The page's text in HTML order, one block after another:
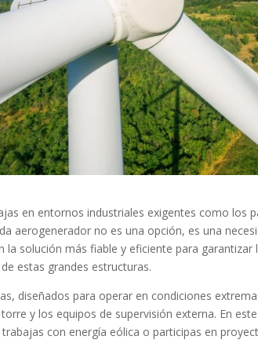
en entornos industriales exigentes como los
aerogenerador no es una opción, es una
la solución más fiable y eficiente para
estas grandes estructuras.
diseñados para operar en condiciones
y los equipos de supervisión externa. En
con energía eólica o participas en